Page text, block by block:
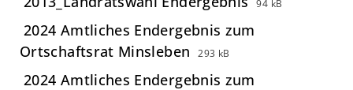
94 kB
2024 Amtliches Endergebnis zum
Ortschaftsrat Minsleben
293 kB
2024 Amtliches Endergebnis zum